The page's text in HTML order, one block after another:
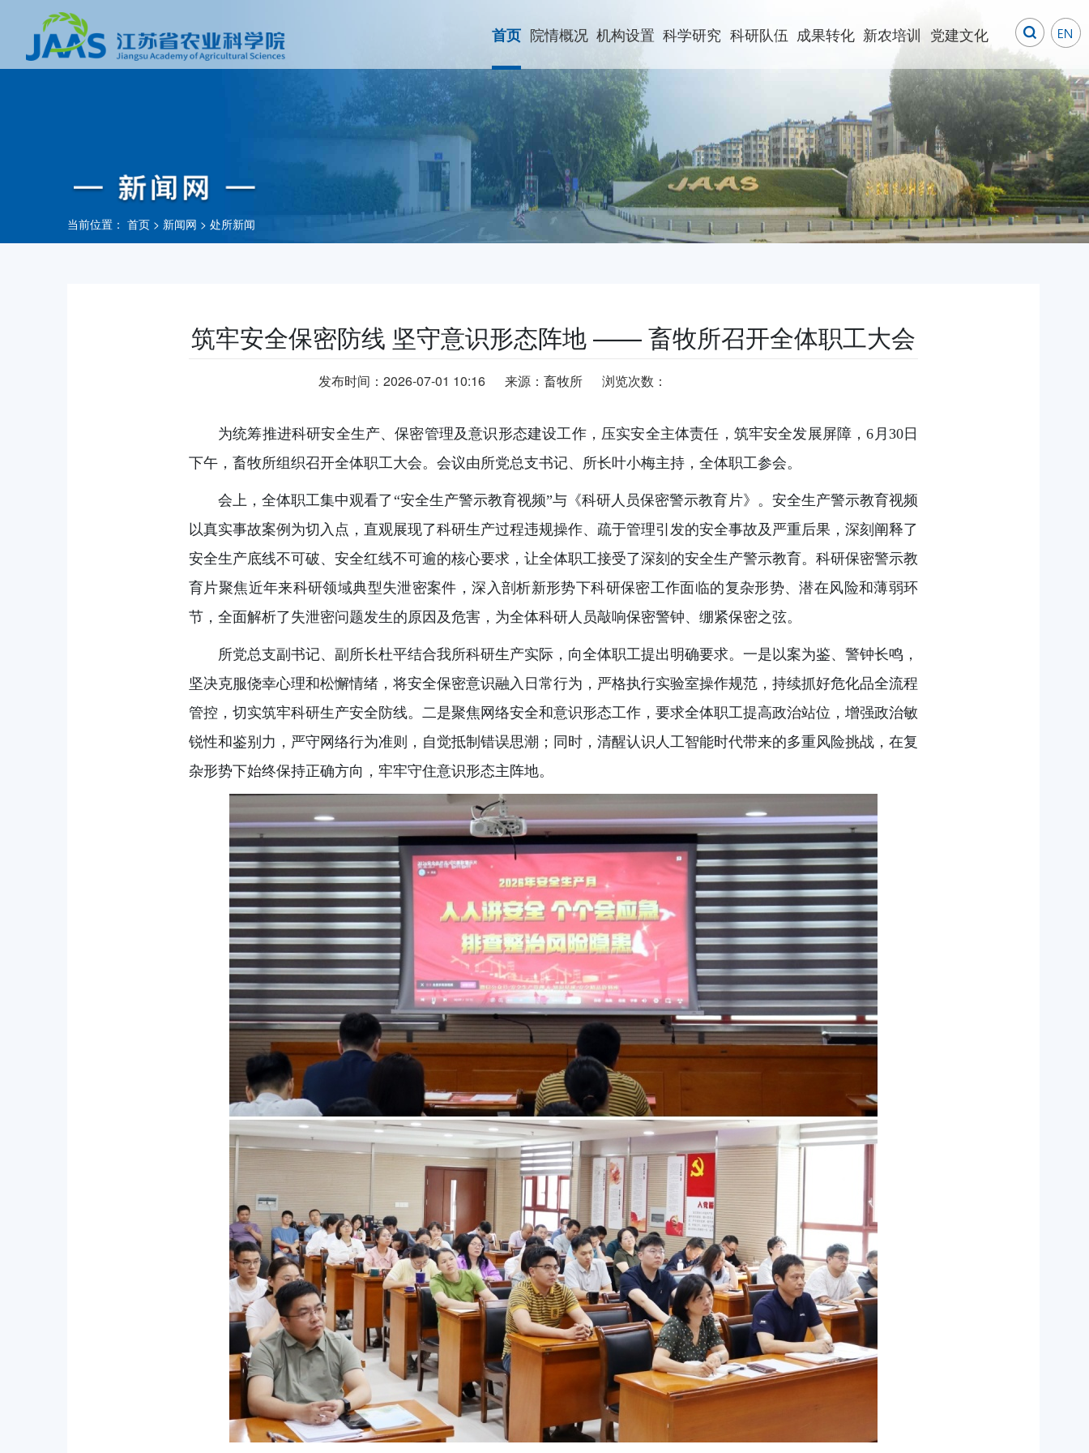
首页 院情概况 机构设置 科学研究 科研队伍 成果转化 新农培训 党建文化
当前位置： 首页 > 新闻网 > 处所新闻
筑牢安全保密防线 坚守意识形态阵地 —— 畜牧所召开全体职工大会
发布时间：2026-07-01 10:16 来源：畜牧所 浏览次数：
为统筹推进科研安全生产、保密管理及意识形态建设工作，压实安全主体责任，筑牢安全发展屏障，6月30日
下午，畜牧所组织召开全体职工大会。会议由所党总支书记、所长叶小梅主持，全体职工参会。
会上，全体职工集中观看了“安全生产警示教育视频”与《科研人员保密警示教育片》。安全生产警示教育视频
以真实事故案例为切入点，直观展现了科研生产过程违规操作、疏于管理引发的安全事故及严重后果，深刻阐释了
安全生产底线不可破、安全红线不可逾的核心要求，让全体职工接受了深刻的安全生产警示教育。科研保密警示教
育片聚焦近年来科研领域典型失泄密案件，深入剖析新形势下科研保密工作面临的复杂形势、潜在风险和薄弱环
节，全面解析了失泄密问题发生的原因及危害，为全体科研人员敲响保密警钟、绷紧保密之弦。
所党总支副书记、副所长杜平结合我所科研生产实际，向全体职工提出明确要求。一是以案为鉴、警钟长鸣，
坚决克服侥幸心理和松懈情绪，将安全保密意识融入日常行为，严格执行实验室操作规范，持续抓好危化品全流程
管控，切实筑牢科研生产安全防线。二是聚焦网络安全和意识形态工作，要求全体职工提高政治站位，增强政治敏
锐性和鉴别力，严守网络行为准则，自觉抵制错误思潮；同时，清醒认识人工智能时代带来的多重风险挑战，在复
杂形势下始终保持正确方向，牢牢守住意识形态主阵地。